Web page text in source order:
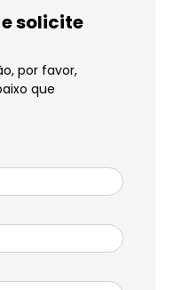
solicite
por favor,
que